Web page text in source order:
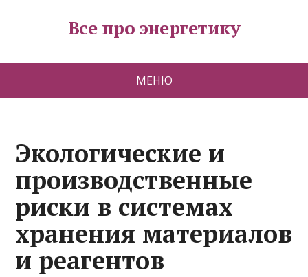
Все про энергетику
МЕНЮ
Экологические и
производственные
риски в системах
хранения материалов
и реагентов